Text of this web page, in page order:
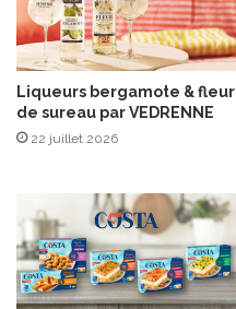
s
a
l
é
e
t
t
d
e
c
u
l
e
l
e
m
h
é
d
e
Liqueurs bergamote & fleur
de sureau par VEDRENNE
22 juillet 2026